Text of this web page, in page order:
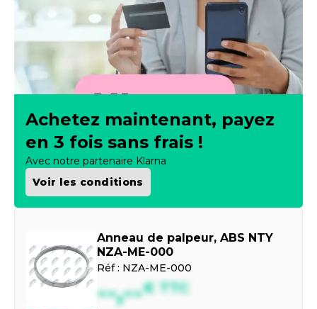
Achetez maintenant, payez
en 3 fois sans frais !
Avec notre partenaire Klarna
Voir les conditions
Anneau de palpeur, ABS NTY
NZA-ME-000
Réf : NZA-ME-000
--,--€ TTC